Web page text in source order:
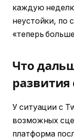
каждую
неустойки, по
«теперь
Что
У ситуации с
возможных
платформа